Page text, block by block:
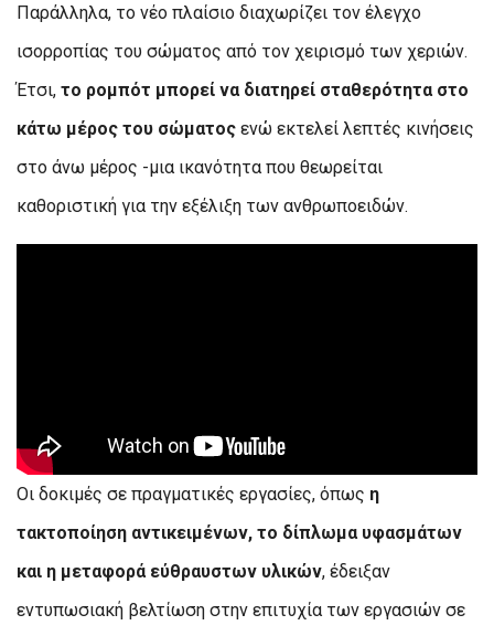
Παράλληλα, το νέο πλαίσιο διαχωρίζει τον έλεγχο
ισορροπίας του σώματος από τον χειρισμό των χεριών.
Έτσι, το ρομπότ μπορεί να διατηρεί σταθερότητα στο
κάτω μέρος του σώματος ενώ εκτελεί λεπτές κινήσεις
στο άνω μέρος -μια ικανότητα που θεωρείται
καθοριστική για την εξέλιξη των ανθρωποειδών.
Οι δοκιμές σε πραγματικές εργασίες, όπως η
τακτοποίηση αντικειμένων, το δίπλωμα υφασμάτων
και η μεταφορά εύθραυστων υλικών, έδειξαν
εντυπωσιακή βελτίωση στην επιτυχία των εργασιών σε